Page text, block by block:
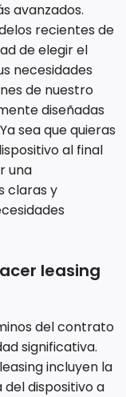
avanzados.
recientes de
de elegir el
necesidades
de nuestro
diseñadas
sea que quieras
al final
una
claras y
leasing
del contrato
significativa.
incluyen la
dispositivo a